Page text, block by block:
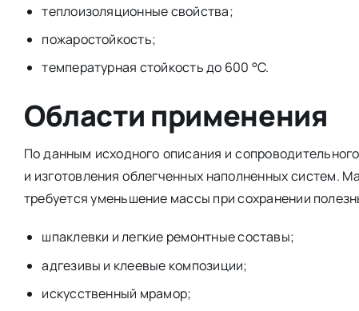
теплоизоляционные свойства;
пожаростойкость;
температурная стойкость до 600 °C.
Области применения
По данным исходного описания и
и изготовления облегченных наполненных систем.
требуется уменьшение массы при сохранении
шпаклевки и легкие ремонтные составы;
адгезивы и клеевые композиции;
искусственный мрамор;